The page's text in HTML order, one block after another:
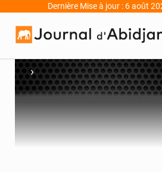
Dernière Mise à jour : 6 août
›